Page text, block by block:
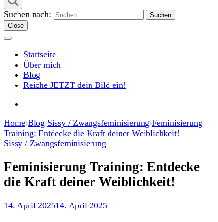
Suchen nach:
Close
Startseite
Über mich
Blog
Reiche JETZT dein Bild ein!
Home Blog Sissy / Zwangsfeminisierung Feminisierung
Training: Entdecke die Kraft deiner Weiblichkeit!
Sissy / Zwangsfeminisierung
Feminisierung Training: Entdecke
die Kraft deiner Weiblichkeit!
14. April 202514. April 2025